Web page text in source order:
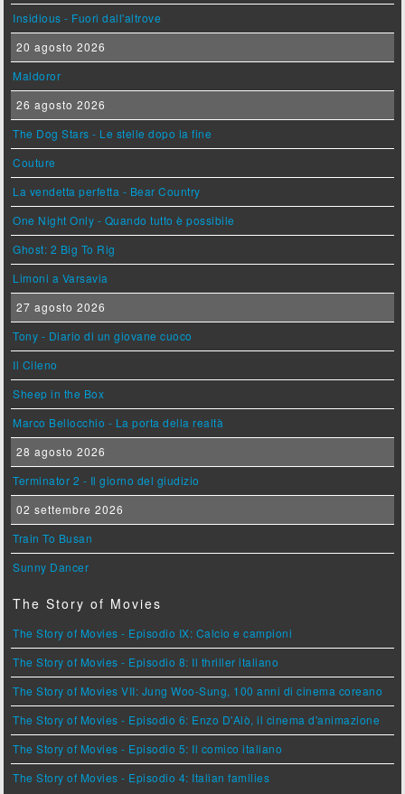
Insidious - Fuori dall'altrove
20 agosto 2026
Maldoror
26 agosto 2026
The Dog Stars - Le stelle dopo la fine
Couture
La vendetta perfetta - Bear Country
One Night Only - Quando tutto è possibile
Ghost: 2 Big To Rig
Limoni a Varsavia
27 agosto 2026
Tony - Diario di un giovane cuoco
Il Cileno
Sheep in the Box
Marco Bellocchio - La porta della realtà
28 agosto 2026
Terminator 2 - Il giorno del giudizio
02 settembre 2026
Train To Busan
Sunny Dancer
The Story of Movies
The Story of Movies - Episodio IX: Calcio e campioni
The Story of Movies - Episodio 8: Il thriller italiano
The Story of Movies VII: Jung Woo-Sung, 100 anni di cinema coreano
The Story of Movies - Episodio 6: Enzo D'Alò, il cinema d'animazione
The Story of Movies - Episodio 5: Il comico italiano
The Story of Movies - Episodio 4: Italian families